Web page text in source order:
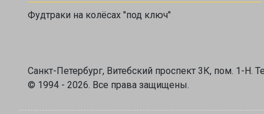
Фудтраки на колёсах "под ключ"
Санкт-Петербург, Витебский проспект 3К, пом. 1-Н.
© 1994 - 2026. Все права защищены.